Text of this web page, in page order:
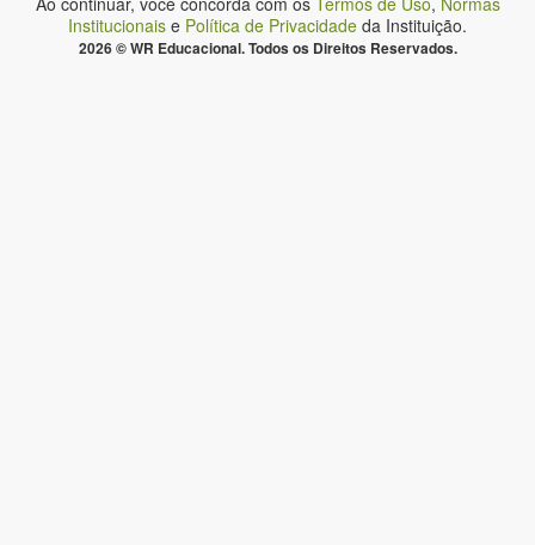
Institucionais e Política de Privacidade da Instituição.
2026 © WR Educacional. Todos os Direitos Reservados.